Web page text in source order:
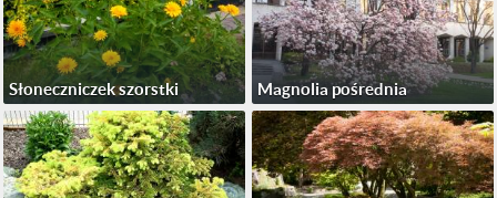
Słoneczniczek szorstki Magnolia pośrednia